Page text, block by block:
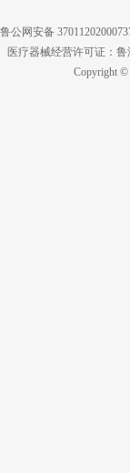
鲁公网安备
医疗器械经营许可证：
Copyright